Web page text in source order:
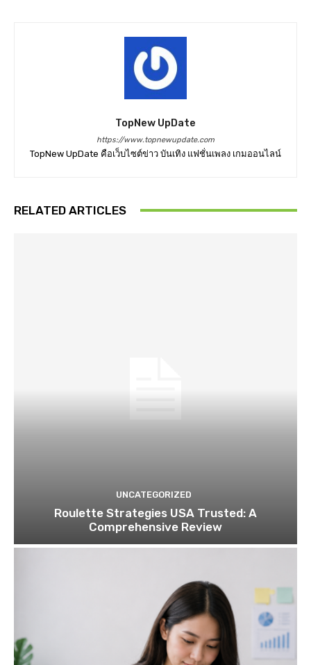
TopNew UpDate
https://www.topnewupdate.com
TopNew UpDate คือเว็บไซต์ข่าว บันเทิง แฟชั่นเพลง เกมออนไลน์
RELATED ARTICLES
UNCATEGORIZED
Roulette Strategies USA Trusted: A
Comprehensive Review